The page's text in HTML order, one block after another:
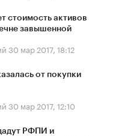
стоимость активов
завышенной
30 мар 2017, 18:12
от покупки
30 мар 2017, 12:10
РФПИ и